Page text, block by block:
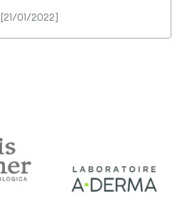
[21/01/2022]